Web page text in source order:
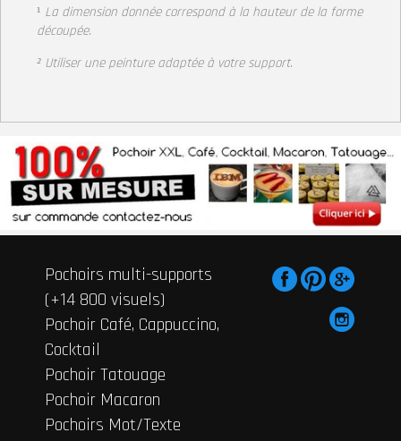
¹ La dimension donnée correspond à la hauteur de la forme
découpée.
² Utiliser une peinture adaptée à votre support.
Pochoirs multi-supports
(+14 800 visuels)
Pochoir Café, Cappuccino,
Cocktail
Pochoir Tatouage
Pochoir Macaron
Pochoirs Mot/Texte